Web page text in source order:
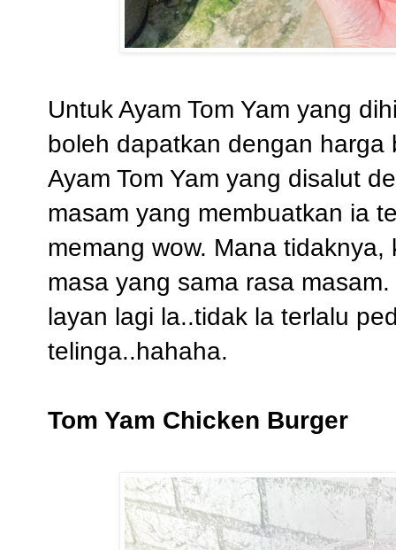
Untuk Ayam Tom Yam yang
boleh dapatkan dengan harga
Ayam Tom Yam yang disalut
masam yang membuatkan ia
memang wow. Mana
masa yang sama rasa
layan lagi la..tidak la terlalu
telinga..hahaha.
Tom Yam Chicken Burger